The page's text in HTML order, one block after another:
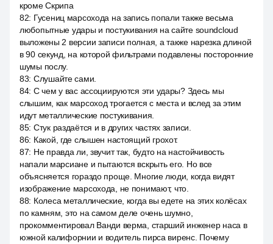
кроме Скрипа
82: Гусениц марсохода на запись попали также весьма
любопытные удары и постукивания на сайте soundcloud
выложены 2 версии записи полная, а также нарезка длиной
в 90 секунд, на которой фильтрами подавлены посторонние
шумы послу.
83: Слушайте сами.
84: С чем у вас ассоциируются эти удары? Здесь мы
слышим, как марсоход трогается с места и вслед за этим
идут металлические постукивания.
85: Стук раздаётся и в других частях записи.
86: Какой, где слышен настоящий грохот.
87: Не правда ли, звучит так, будто на настойчивость
напали марсиане и пытаются вскрыть его. Но все
объясняется гораздо проще. Многие люди, когда видят
изображение марсохода, не понимают, что.
88: Колеса металлические, когда вы едете на этих колёсах
по камням, это на самом деле очень шумно,
прокомментировал Ванди верма, старший инженер наса в
южной калифорнии и водитель пирса виренс. Почему